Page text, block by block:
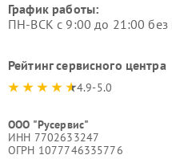
График работы:
ПН-ВСК с 9:00 до 21:00
Рейтинг сервисного центра
4.9-5.0
ООО "Русервис"
ИНН 7702633247
ОГРН 1077746335776